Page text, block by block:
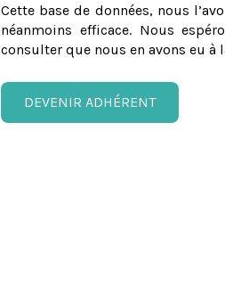
Cette base de données, nous
néanmoins efficace. Nous
consulter que nous en avons eu à
DEVENIR ADHÉRENT